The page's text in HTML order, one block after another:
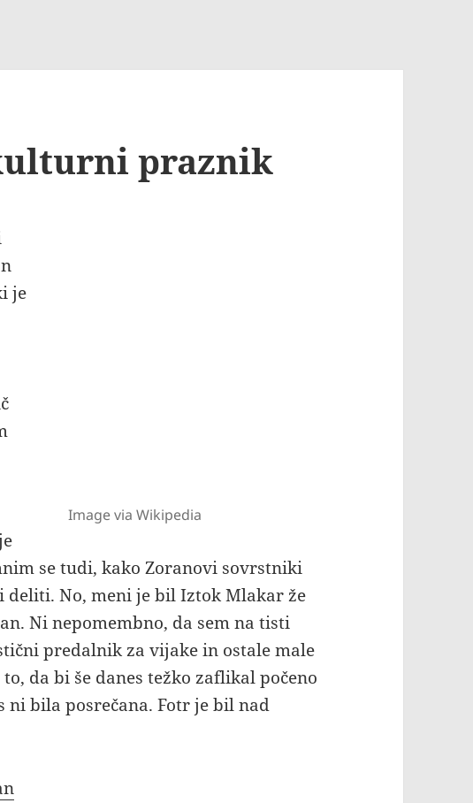
praznik
Image via Wikipedia
je
se tudi, kako Zoranovi sovrstniki
deliti. No, meni je bil Iztok Mlakar že
Ni nepomembno, da sem na tisti
predalnik za vijake in ostale male
da bi še danes težko zaflikal počeno
ni bila posrečana. Fotr je bil nad